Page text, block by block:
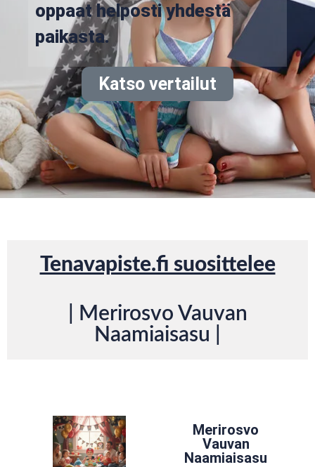
oppaat helposti yhdestä
paikasta.
Katso vertailut
Tenavapiste.fi suosittelee
| Merirosvo Vauvan
Naamiaisasu |
Merirosvo
Vauvan
Naamiaisasu